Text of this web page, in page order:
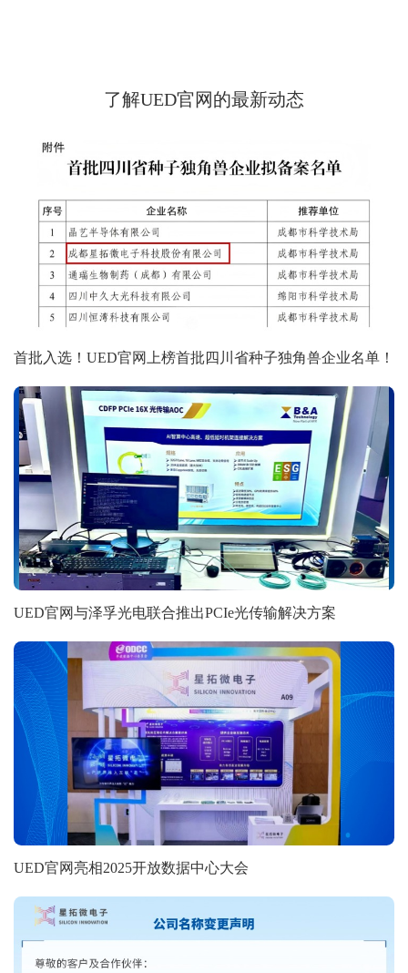
了解UED官网的最新动态
首批入选！UED官网上榜首批四川省种子独角兽企业名单！
UED官网与泽孚光电联合推出PCIe光传输解决方案
UED官网亮相2025开放数据中心大会